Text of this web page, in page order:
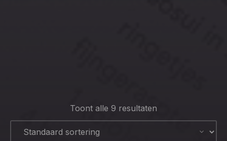
Toont alle 9 resultaten